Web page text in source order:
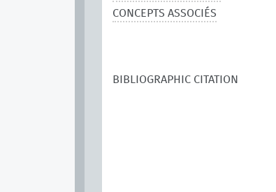
CONCEPTS ASSOCIÉS
BIBLIOGRAPHIC CITATION